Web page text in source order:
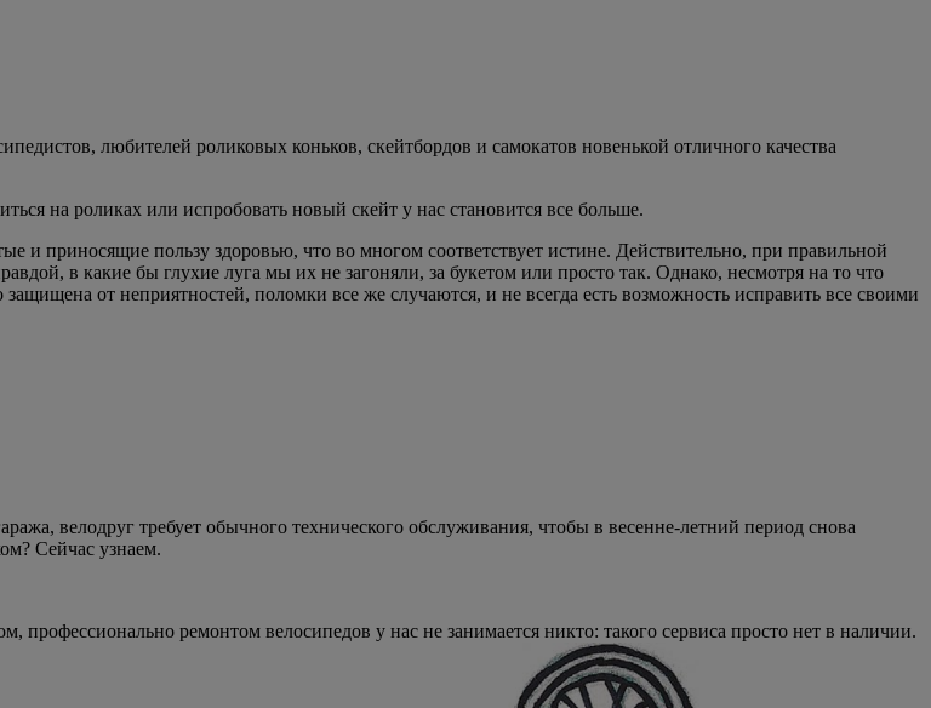
любителей роликовых коньков, скейтбордов и самокатов новенькой отличного качества
на роликах или испробовать новый скейт у нас становится все больше.
и приносящие пользу здоровью, что во многом соответствует истине. Действительно, при правильной
в какие бы глухие луга мы их не загоняли, за букетом или просто так. Однако, несмотря на то что
от неприятностей, поломки все же случаются, и не всегда есть возможность исправить все своими
велодруг требует обычного технического обслуживания, чтобы в весенне-летний период снова
Сейчас узнаем.
профессионально ремонтом велосипедов у нас не занимается никто: такого сервиса просто нет в наличии.